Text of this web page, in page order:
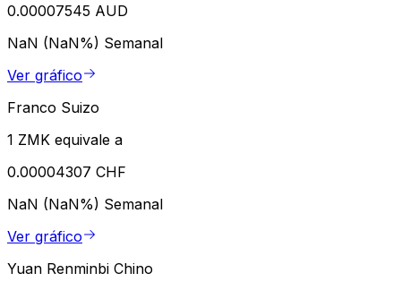
0.00007545 AUD
NaN (NaN%) Semanal
Ver gráfico
Franco Suizo
1 ZMK equivale a
0.00004307 CHF
NaN (NaN%) Semanal
Ver gráfico
Yuan Renminbi Chino